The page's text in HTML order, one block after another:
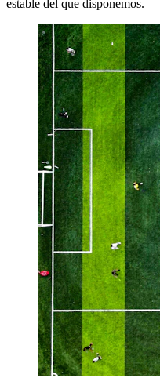
estable del que disponemos.